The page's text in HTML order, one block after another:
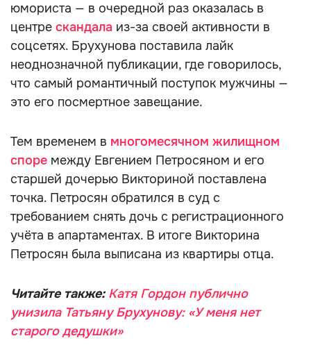
юмориста — в очередной раз оказалась в
центре скандала из-за своей активности в
соцсетях. Брухунова поставила лайк
неоднозначной публикации, где говорилось,
что самый романтичный поступок мужчины —
это его посмертное завещание.
Тем временем в многомесячном жилищном
споре между Евгением Петросяном и его
старшей дочерью Викториной поставлена
точка. Петросян обратился в суд с
требованием снять дочь с регистрационного
учёта в апартаментах. В итоге Викторина
Петросян была выписана из квартиры отца.
Читайте также: Катя Гордон публично
унизила Татьяну Брухунову: «У меня нет
старого дедушки»